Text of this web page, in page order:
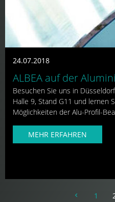
24.07.2018
ALBEA auf der
Besuchen Sie uns in
Halle 9, Stand G11 und lernen
Möglichkeiten der Alu-Profil-
MEHR ERFAHREN
1